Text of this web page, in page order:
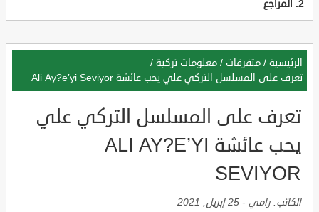
المراجع
الرئيسية / متفرقات / معلومات تركية /
تعرف على المسلسل التركي علي يحب عائشة Ali Ay?e’yi Seviyor
تعرف على المسلسل التركي علي
يحب عائشة ALI AY?E’YI
SEVIYOR
الكاتب: رامي - 25 إبريل, 2021